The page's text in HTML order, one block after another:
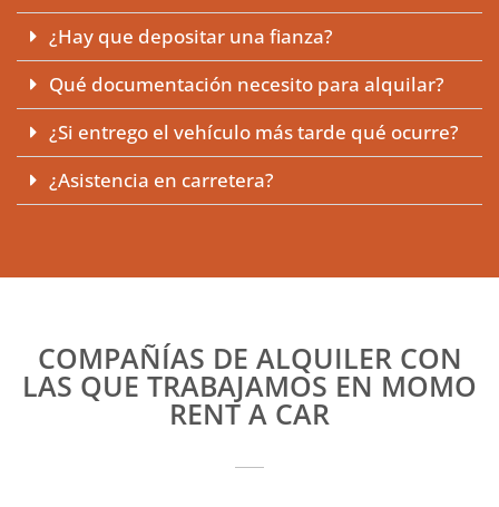
¿Hay que depositar una fianza?
Qué documentación necesito para alquilar?
¿Si entrego el vehículo más tarde qué ocurre?
¿Asistencia en carretera?
COMPAÑÍAS DE ALQUILER CON
LAS QUE TRABAJAMOS EN MOMO
RENT A CAR